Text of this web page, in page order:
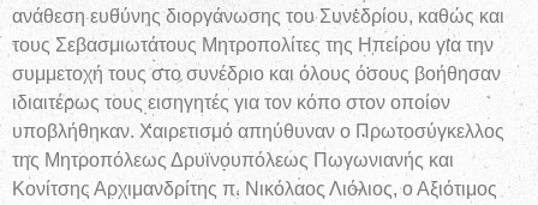
ανάθεση ευθύνης διοργάνωσης του Συνεδρίου, καθώς και
τους Σεβασμιωτάτους Μητροπολίτες της Ηπείρου για την
συμμετοχή τους στο συνέδριο και όλους όσους βοήθησαν
ιδιαιτέρως τους εισηγητές για τον κόπο στον οποίον
υποβλήθηκαν. Χαιρετισμό απηύθυναν ο Πρωτοσύγκελλος
της Μητροπόλεως Δρυϊνουπόλεως Πωγωνιανής και
Κονίτσης Αρχιμανδρίτης π. Νικόλαος Λιόλιος, ο Αξιότιμος